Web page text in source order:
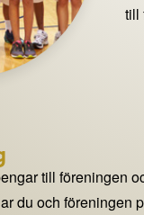
till
till föreningen
du och föreningen